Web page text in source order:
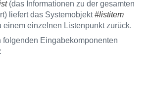
(das Informationen zu der gesamten
liefert das Systemobjekt#listitem
einem einzelnen Listenpunkt zurück.
folgenden Eingabekomponenten